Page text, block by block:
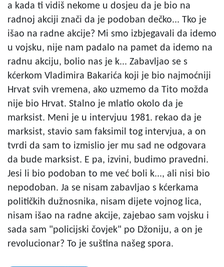
a kada ti vidiš nekome u dosjeu da je bio na
radnoj akciji znači da je podoban dečko... Tko je
išao na radne akcije? Mi smo izbjegavali da idemo
u vojsku, nije nam padalo na pamet da idemo na
radnu akciju, bolio nas je k... Zabavljao se s
kćerkom Vladimira Bakarića koji je bio najmoćniji
Hrvat svih vremena, ako uzmemo da Tito možda
nije bio Hrvat. Stalno je mlatio okolo da je
marksist. Meni je u intervjuu 1981. rekao da je
marksist, stavio sam faksimil tog intervjua, a on
tvrdi da sam to izmislio jer mu sad ne odgovara
da bude marksist. E pa, izvini, budimo pravedni.
Jesi li bio podoban to me već boli k..., ali nisi bio
nepodoban. Ja se nisam zabavljao s kćerkama
političkih dužnosnika, nisam dijete vojnog lica,
nisam išao na radne akcije, zajebao sam vojsku i
sada sam "policijski čovjek" po Džoniju, a on je
revolucionar? To je suština našeg spora.